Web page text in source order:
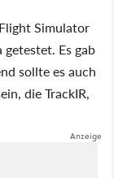
Simulator
Es gab
sollte es auch
die TrackIR,